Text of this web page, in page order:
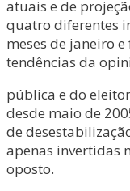
atuais e de
quatro diferentes
meses de janeiro
tendências da
pública e do
desde maio de
de
apenas invertidas
oposto.